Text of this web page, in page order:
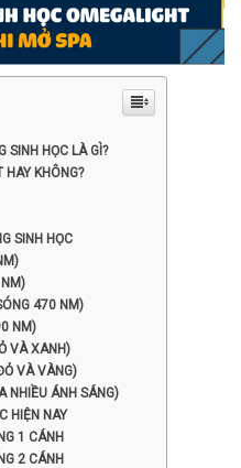
SINH HỌC LÀ GÌ?
HAY KHÔNG?
SINH HỌC
470 NM)
NM)
VÀ XANH)
VÀ VÀNG)
NHIỀU ÁNH SÁNG)
HIỆN NAY
1 CÁNH
2 CÁNH